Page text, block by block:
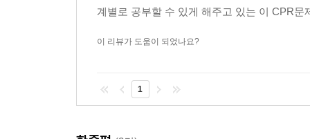
계별로 공부할 수 있게 해주고 있는 이 CPR
이 리뷰가 도움이 되었나요?
1